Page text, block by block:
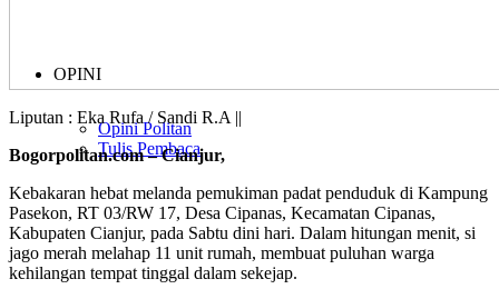
OPINI
Opini Politan
Tulis Pembaca
Liputan : Eka Rufa / Sandi R.A ||
Bogorpolitan.com – Cianjur,
Kebakaran hebat melanda pemukiman padat penduduk di Kampung
Pasekon, RT 03/RW 17, Desa Cipanas, Kecamatan Cipanas,
Kabupaten Cianjur, pada Sabtu dini hari. Dalam hitungan menit, si
jago merah melahap 11 unit rumah, membuat puluhan warga
kehilangan tempat tinggal dalam sekejap.